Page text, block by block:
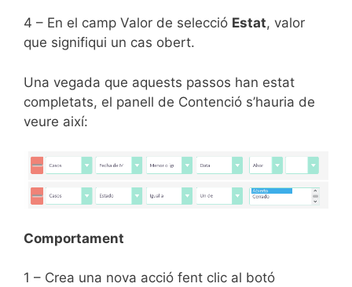
4 – En el camp Valor de selecció Estat, valor
que signifiqui un cas obert.
Una vegada que aquests passos han estat
completats, el panell de Contenció s’hauria de
veure així:
Comportament
1 – Crea una nova acció fent clic al botó